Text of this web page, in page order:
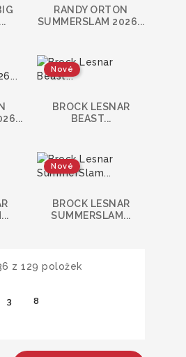
RANDY ORTON
SUMMERSLAM 2026...
Nové
BROCK LESNAR
BEAST...
Nové
BROCK LESNAR
SUMMERSLAM...
z 129 položek
3 8